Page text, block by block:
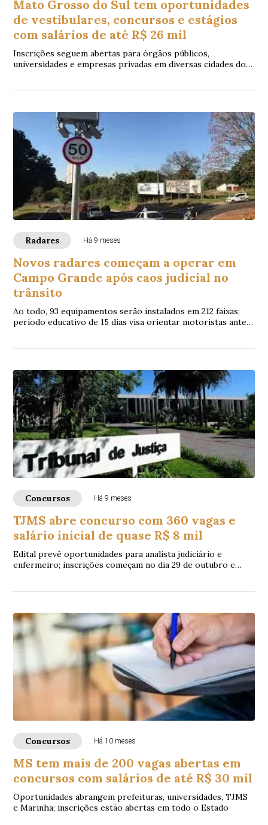
Mato Grosso do Sul tem oportunidades
de vestibulares, concursos e estágios
com salários de até R$ 26 mil
Inscrições seguem abertas para órgãos públicos,
universidades e empresas privadas em diversas cidades do
Radares Há 9 meses
Novos radares começam a operar em
Campo Grande após caos judicial no
trânsito
Ao todo, 93 equipamentos serão instalados em 212 faixas;
período educativo de 15 dias visa orientar motoristas antes
Concursos Há 9 meses
TJMS abre concurso com 360 vagas e
salário inicial de quase R$ 8 mil
Edital prevê oportunidades para analista judiciário e
enfermeiro; inscrições começam no dia 29 de outubro e
Concursos Há 10 meses
MS tem mais de 200 vagas abertas em
concursos com salários de até R$ 30 mil
Oportunidades abrangem prefeituras, universidades, TJMS
e Marinha; inscrições estão abertas em todo o Estado